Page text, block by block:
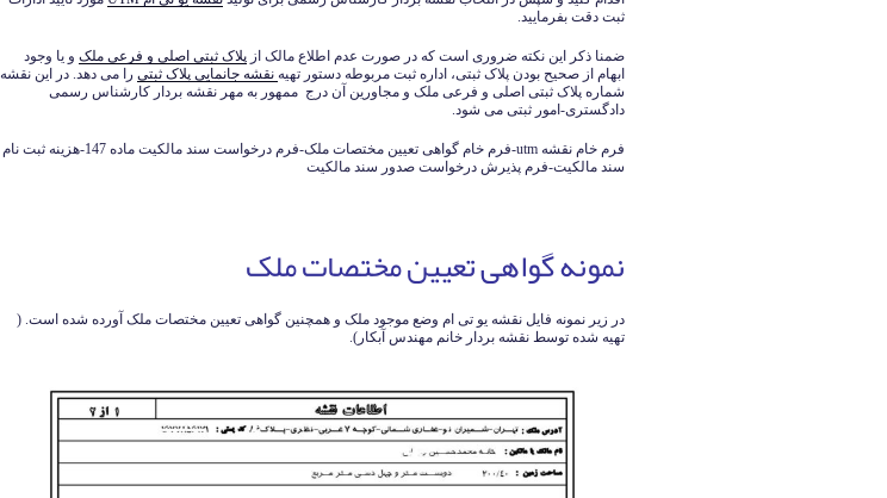
ثبت دقت بفرمایید.​
​ضمنا ذکر این نکته ضروری است که در صورت عدم اطلاع مالک از پلاک ثبتی اصلی و فرعی ملک و یا وجود
ابهام از صحیح بودن پلاک ثبتی، اداره ثبت مربوطه دستور تهیه نقشه جانمایی پلاک ثبتی را می دهد. در این نقشه
شماره پلاک ثبتی اصلی و فرعی ملک و مجاورین آن درج ممهور به مهر نقشه بردار کارشناس رسمی
دادگستری-امور ثبتی می شود.
فرم خام نقشه utm-فرم خام گواهی تعیین مختصات ملک-فرم درخواست سند مالکیت ماده 147-هزینه ثبت نام
سند مالکیت-فرم پذیرش درخواست صدور سند مالکیت
نمونه گواهی تعیین مختصات ملک
در زیر نمونه فایل نقشه یو تی ام وضع موجود ملک و همچنین گواهی تعیین مختصات ملک آورده شده است. (
تهیه شده توسط نقشه بردار خانم مهندس آبکار).